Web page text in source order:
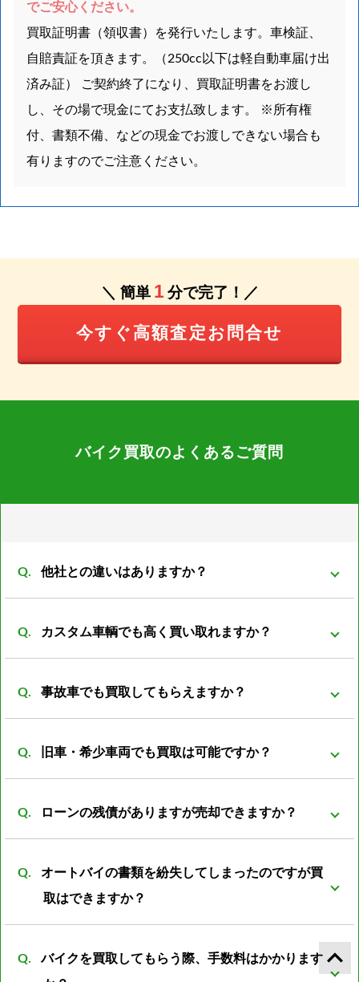
でご安心ください。
買取証明書（領収書）を発行いたします。車検証、
自賠責証を頂きます。（250cc以下は軽自動車届け出
済み証） ご契約終了になり、買取証明書をお渡し
し、その場で現金にてお支払致します。 ※所有権
付、書類不備、などの現金でお渡しできない場合も
有りますのでご注意ください。
＼ 簡単 1 分で完了！／
今すぐ高額査定お問合せ
バイク買取のよくあるご質問
他社との違いはありますか？
もバイクの販売先がある為、 在庫を抱える事も無くコ
ストの削減が可能となっております。 その結果、買取
価格を高くさせていただく事が可能になっておりま
カスタム車輌でも高く買い取れますか？
反映される車両がほとんどです。 ノーマル部品とセッ
トの場合プラス評価しますが、ノーマルパーツが無い
状態ですとマイナス評価となる車両もあります。
事故車でも買取してもらえますか？
可能です。 一般的に廃車費用は8000～数万円かかると
言われています。 事故車を所有していても利用価値は
なく、処分する際には必ず廃車費用がかかります。 バ
旧車・希少車両でも買取は可能ですか？
たりと扱える会社が少ない為、売却が難しいとされて
います。 しかし弊社は経験豊富な査定員がいる為、安
心してご売却頂けるかと思います。
ローンの残債がありますが売却できますか？
たあとの残金をお振込みとさせて頂きます。
オートバイの書類を紛失してしまったのですが買
取はできますか？
済の書類の紛失の場合は再発行の際に廃車した際の日
バイクを買取してもらう際、手数料はかかりますkeyboard_arrow_up